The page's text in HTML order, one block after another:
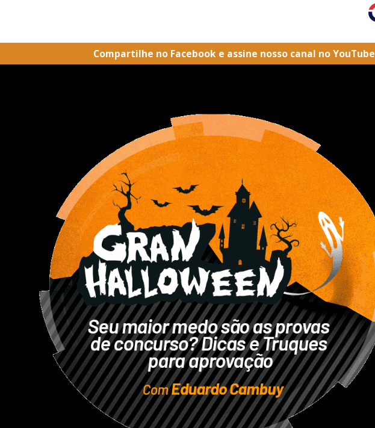
Compartilhe no Facebook e assine nosso canal no YouTube